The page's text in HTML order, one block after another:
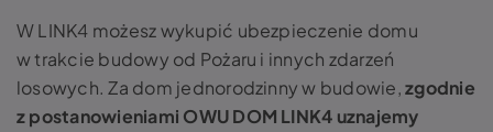
W LINK4 możesz wykupić ubezpieczenie domu
w trakcie budowy od Pożaru i innych zdarzeń
losowych. Za dom jednorodzinny w budowie,zgodnie
z postanowieniami OWU DOM LINK4 uznajemy